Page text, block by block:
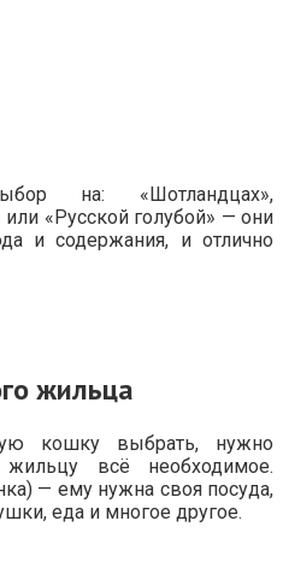
на: «Шотландцах»,
«Русской голубой» — они
и содержания, и отлично
жильца
кошку выбрать, нужно
жильцу всё необходимое.
— ему нужна своя посуда,
еда и многое другое.